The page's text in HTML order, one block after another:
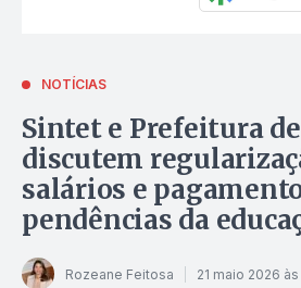
NOTÍCIAS
Sintet e Prefeitura
discutem
salários e
pendências da
Rozeane Feitosa 21 maio 2026 às